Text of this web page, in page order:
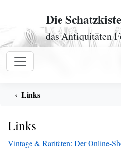
Zum Inhalt
Die
das Antiquitäten
Links
Links
Vintage & Raritäten: Der Online-